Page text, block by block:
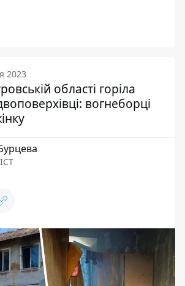
2023
області горіла
вогнеборці